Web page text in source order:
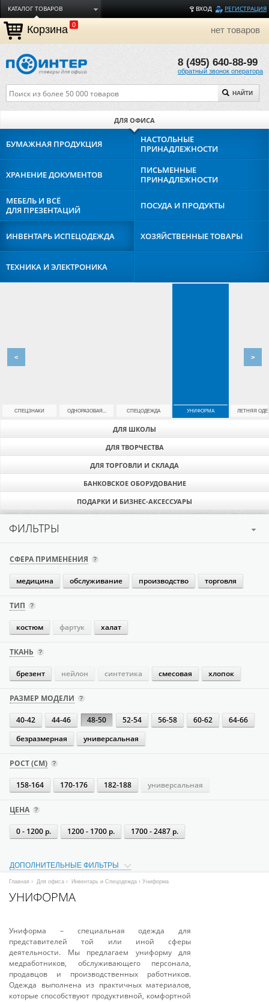
ВХОД РЕГИСТРАЦИЯ
КАТАЛОГ ТОВАРОВ
ДОСТАВКА
ОПЛАТА
ТОРГОВЫЕ МАРКИ
О КОМПАНИИ
Корзина 0 нет товаров
8 (495) 640-88-99
обратный звонок оператора
НАЙТИ
ДЛЯ ОФИСА
ДЛЯ ШКОЛЫ
ДЛЯ ТВОРЧЕСТВА
ДЛЯ ТОРГОВЛИ И СКЛАДА
БАНКОВСКОЕ ОБОРУДОВАНИЕ
ПОДАРКИ И БИЗНЕС-АКСЕССУАРЫ
БУМАЖНАЯ ПРОДУКЦИЯ
НАСТОЛЬНЫЕ
ПРИНАДЛЕЖНОСТИ
ХРАНЕНИЕДОКУМЕНТОВ
ПИСЬМЕННЫЕ
ПРИНАДЛЕЖНОСТИ
МЕБЕЛЬ И ВСЁ
ДЛЯ ПРЕЗЕНТАЦИЙ
ПОСУДА И ПРОДУКТЫ
ИНВЕНТАРЬ ИСПЕЦОДЕЖДА ХОЗЯЙСТВЕННЫЕТОВАРЫ
ТЕХНИКА ИЭЛЕКТРОНИКА
СПЕЦЗНАКИ ОДНОРАЗОВАЯ... СПЕЦОДЕЖДА УНИФОРМА ЛЕТНЯЯ
< >
ФИЛЬТРЫ
СФЕРА ПРИМЕНЕНИЯ
медицина обслуживание производство торговля
ТИП
костюм фартук халат
ТКАНЬ
брезент нейлон синтетика смесовая хлопок
РАЗМЕР МОДЕЛИ
40-42 44-46 48-50 52-54 56-58 60-62
64-66
безразмерная
универсальная
РОСТ (СМ)
158-164 170-176 182-188 универсальная
ЦЕНА
0 - 1200 р. 1200 - 1700 р. 1700 - 2487 р.
ДОПОЛНИТЕЛЬНЫЕ ФИЛЬТРЫ
Главная › Для офиса › Инвентарь и Спецодежда › Униформа
УНИФОРМА
Униформа – специальная одежда для
представителей той или иной сферы
деятельности. Мы предлагаем униформу для
медработников, обслуживающего персонала,
продавцов и производственных работников.
Одежда выполнена из практичных материалов,
которые способствуют продуктивной, комфортной